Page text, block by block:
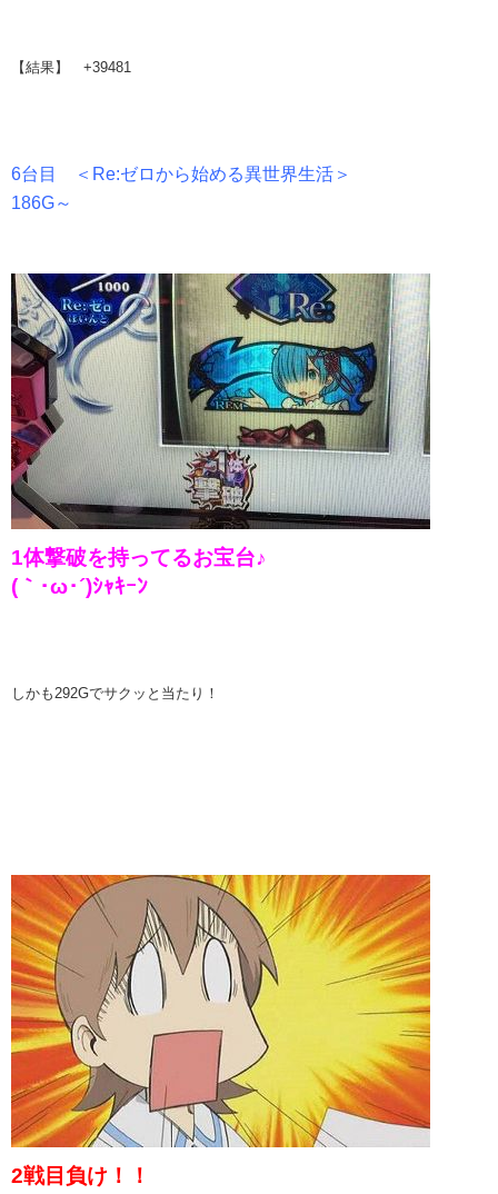
【結果】 +39481
6台目 ＜Re:ゼロから始める異世界生活＞
186G～
1体撃破を持ってるお宝台♪
(｀･ω･´)ｼｬｷｰﾝ
しかも292Gでサクッと当たり！
2戦目負け！！